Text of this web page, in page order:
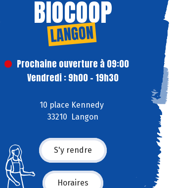
BIOCOOP
LANGON
Prochaine ouverture à 09:00
Vendredi : 9h00 - 19h30
10 place Kennedy
33210 Langon
S'y rendre
Horaires